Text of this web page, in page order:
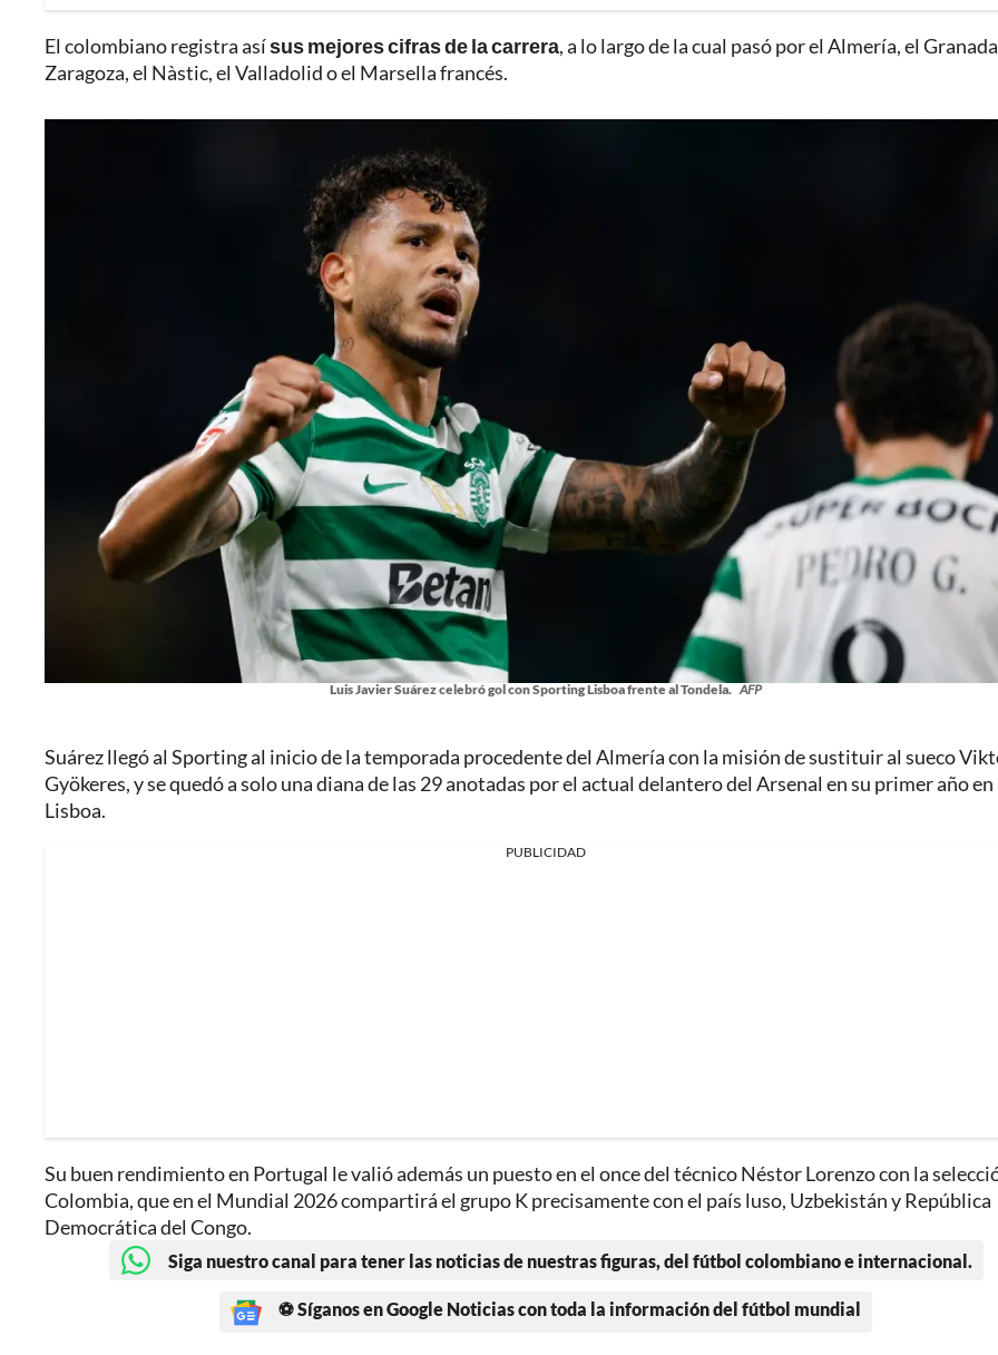
El colombiano registra asísus mejores cifras de la carrera, a lo largo de la cual pasó por el Almería, el
Zaragoza, el Nàstic, el Valladolid o el Marsella francés.
Luis Javier Suárez celebró gol con Sporting Lisboa frente al Tondela. AFP
Suárez llegó al Sporting al inicio de la temporada procedente del Almería con la misión de sustituir al sueco
Gyökeres, y se quedó a solo una diana de las 29 anotadas por el actual delantero del Arsenal en su primer año en
Lisboa.
PUBLICIDAD
Su buen rendimiento en Portugal le valió además un puesto en el once del técnico Néstor Lorenzo con la
Colombia, que en el Mundial 2026 compartirá el grupo K precisamente con el país luso, Uzbekistán y República
Democrática del Congo.
Siga nuestro canal para tener las noticias de nuestras figuras, del fútbol colombiano e internacional.
⚽ Síganos en Google Noticias con toda la información del fútbol mundial